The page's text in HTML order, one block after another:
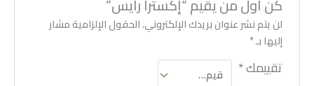
لن يتم نشر عنوان بريدك الإلكتروني.الحقول الإلزامية مشار
إليها بـ*
تقييمك*